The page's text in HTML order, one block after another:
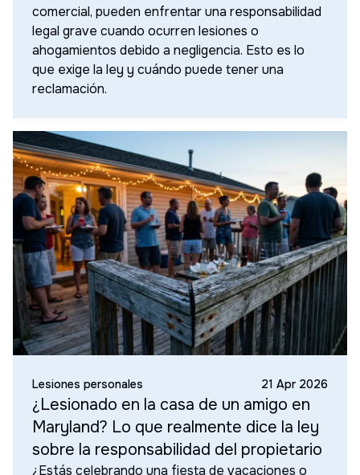
comercial, pueden enfrentar una responsabilidad
legal grave cuando ocurren lesiones o
ahogamientos debido a negligencia. Esto es lo
que exige la ley y cuándo puede tener una
reclamación.
Lesiones personales 21 Apr 2026
¿Lesionado en la casa de un amigo en
Maryland? Lo que realmente dice la ley
sobre la responsabilidad del propietario
¿Estás celebrando una fiesta de vacaciones o